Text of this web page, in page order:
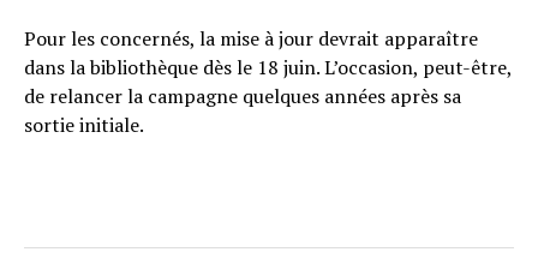
Pour les concernés, la mise à jour devrait apparaître
dans la bibliothèque dès le 18 juin. L’occasion, peut-être,
de relancer la campagne quelques années après sa
sortie initiale.